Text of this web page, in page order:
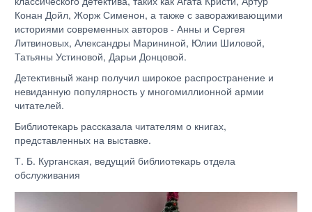
Конан Дойл, Жорж Сименон, а также с завораживающими
историями современных авторов - Анны и Сергея
Литвиновых, Александры Марининой, Юлии Шиловой,
Татьяны Устиновой, Дарьи Донцовой.
Детективный жанр получил широкое распространение и
невиданную популярность у многомиллионной армии
читателей.
Библиотекарь рассказала читателям о книгах,
представленных на выставке.
Т. Б. Курганская, ведущий библиотекарь отдела
обслуживания